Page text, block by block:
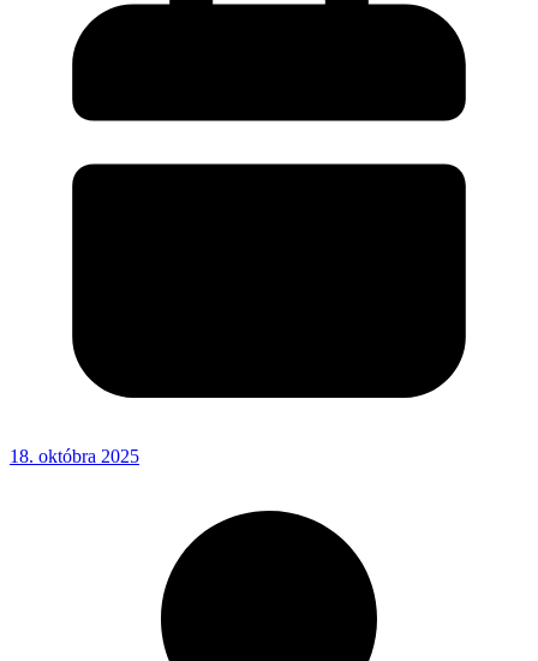
18. októbra 2025